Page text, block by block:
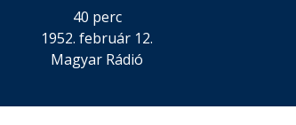
40 perc
1952. február 12.
Magyar Rádió